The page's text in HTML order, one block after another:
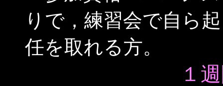
りで，練習会で自ら
任を取れる方。
１